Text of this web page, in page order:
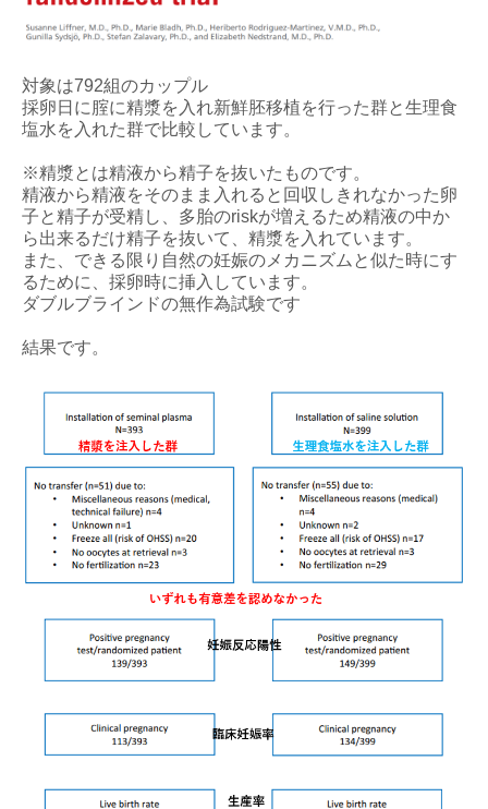
対象は792組のカップル
採卵日に腟に精漿を入れ新鮮胚移植を行った群と生理食
塩水を入れた群で比較しています。
※精漿とは精液から精子を抜いたものです。
精液から精液をそのまま入れると回収しきれなかった卵
子と精子が受精し、多胎のriskが増えるため精液の中か
ら出来るだけ精子を抜いて、精漿を入れています。
また、できる限り自然の妊娠のメカニズムと似た時にす
るために、採卵時に挿入しています。
ダブルブラインドの無作為試験です
結果です。